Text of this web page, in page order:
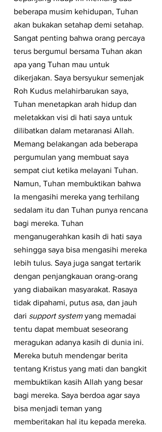
beberapa musim kehidupan, Tuhan
akan bukakan setahap demi setahap.
Sangat penting bahwa orang percaya
terus bergumul bersama Tuhan akan
apa yang Tuhan mau untuk
dikerjakan. Saya bersyukur semenjak
Roh Kudus melahirbarukan saya,
Tuhan menetapkan arah hidup dan
meletakkan visi di hati saya untuk
dilibatkan dalam metaranasi Allah.
Memang belakangan ada beberapa
pergumulan yang membuat saya
sempat ciut ketika melayani Tuhan.
Namun, Tuhan membuktikan bahwa
Ia mengasihi mereka yang terhilang
sedalam itu dan Tuhan punya rencana
bagi mereka. Tuhan
menganugerahkan kasih di hati saya
sehingga saya bisa mengasihi mereka
lebih tulus. Saya juga sangat tertarik
dengan penjangkauan orang-orang
yang diabaikan masyarakat. Rasaya
tidak dipahami, putus asa, dan jauh
dari support system yang memadai
tentu dapat membuat seseorang
meragukan adanya kasih di dunia ini.
Mereka butuh mendengar berita
tentang Kristus yang mati dan bangkit
membuktikan kasih Allah yang besar
bagi mereka. Saya berdoa agar saya
bisa menjadi teman yang
memberitakan hal itu kepada mereka.